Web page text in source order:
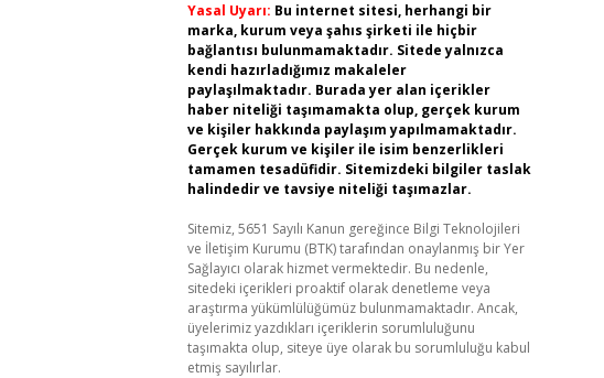
Yasal Uyarı: Bu internet sitesi, herhangi bir
marka, kurum veya şahıs şirketi ile hiçbir
bağlantısı bulunmamaktadır. Sitede yalnızca
kendi hazırladığımız makaleler
paylaşılmaktadır. Burada yer alan içerikler
haber niteliği taşımamakta olup, gerçek kurum
ve kişiler hakkında paylaşım yapılmamaktadır.
Gerçek kurum ve kişiler ile isim benzerlikleri
tamamen tesadüfidir. Sitemizdeki bilgiler taslak
halindedir ve tavsiye niteliği taşımazlar.
Sitemiz, 5651 Sayılı Kanun gereğince Bilgi Teknolojileri
ve İletişim Kurumu (BTK) tarafından onaylanmış bir Yer
Sağlayıcı olarak hizmet vermektedir. Bu nedenle,
sitedeki içerikleri proaktif olarak denetleme veya
araştırma yükümlülüğümüz bulunmamaktadır. Ancak,
üyelerimiz yazdıkları içeriklerin sorumluluğunu
taşımakta olup, siteye üye olarak bu sorumluluğu kabul
etmiş sayılırlar.